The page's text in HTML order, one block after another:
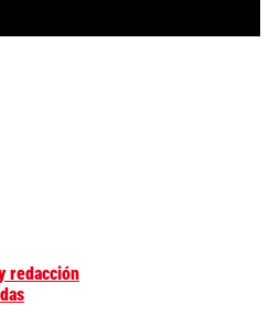
redacción